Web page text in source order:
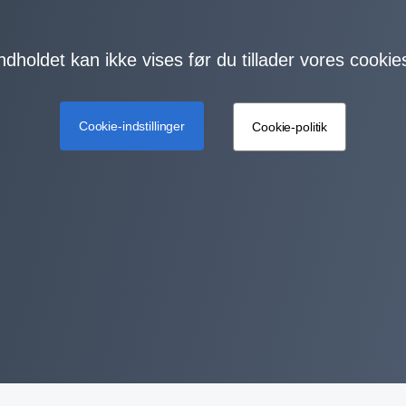
kan ikke vises før du tillader vores
Cookie-indstillinger Cookie-politik